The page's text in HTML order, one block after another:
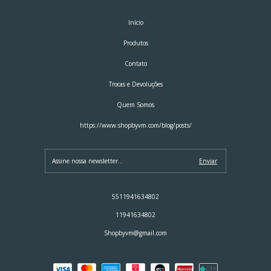
Início
Produtos
Contato
Trocas e Devoluções
Quem Somos
https://www.shopbyvm.com/blog/posts/
5511941634802
11941634802
Shopbyvm@gmail.com